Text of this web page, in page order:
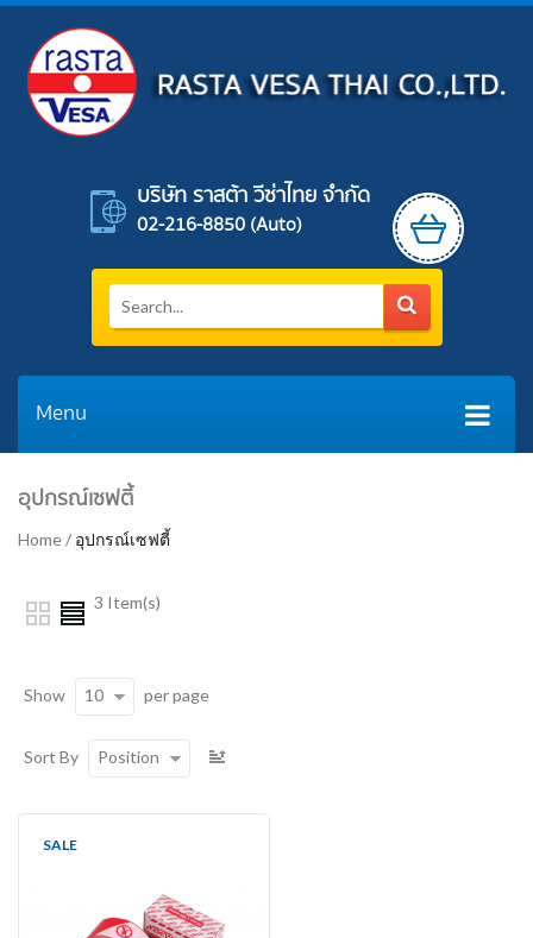
บริษัท ราสต้า วีซ่าไทย จำกัด
02-216-8850 (auto)
Menu
Home/ อุปกรณ์เซฟตี้
อุปกรณ์เซฟตี้
3 Item(s)
Show 10 per page
Sort By Position
SALE